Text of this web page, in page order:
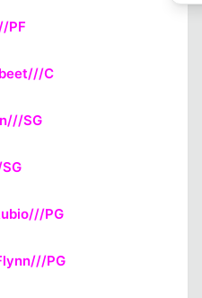
PF
C
SG
PG
PG